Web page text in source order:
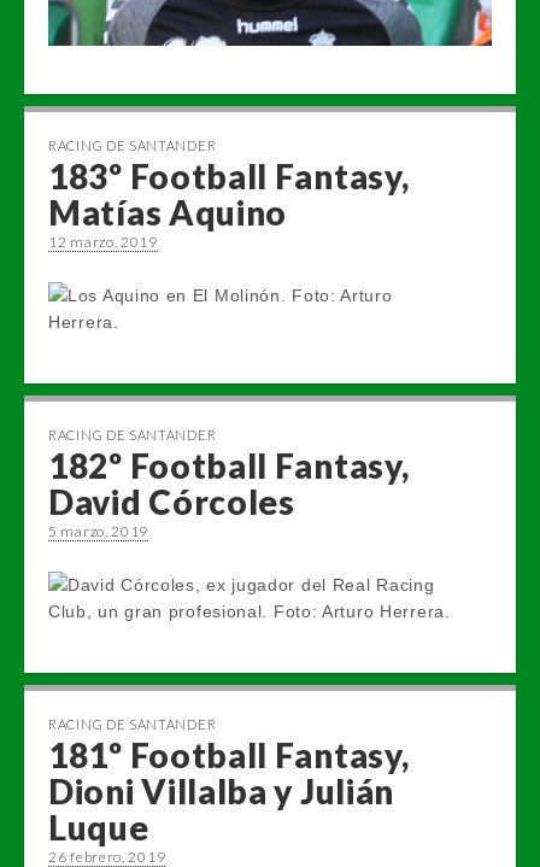
RACING DE SANTANDER
183º Football Fantasy,
Matías Aquino
12 marzo, 2019
RACING DE SANTANDER
182º Football Fantasy,
David Córcoles
5 marzo, 2019
RACING DE SANTANDER
181º Football Fantasy,
Dioni Villalba y Julián
Luque
26 febrero, 2019